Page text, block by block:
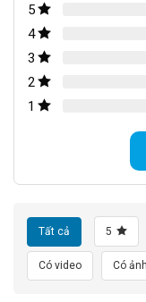
Xe Đạp
5
4
3
2
1
Tất cả 5
Có video Có ảnh